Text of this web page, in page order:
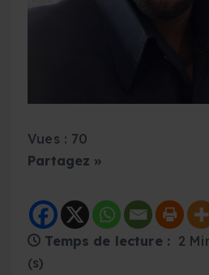
Vues : 70
Partagez »
Temps de lecture : 2
(s)